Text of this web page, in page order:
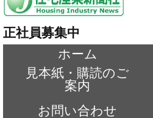
正社員募集中
ホーム
見本紙・購読のご
案内
お問い合わせ